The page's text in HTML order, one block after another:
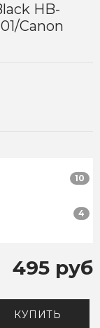
HB-
Canon
10
4
495 руб
КУПИТЬ